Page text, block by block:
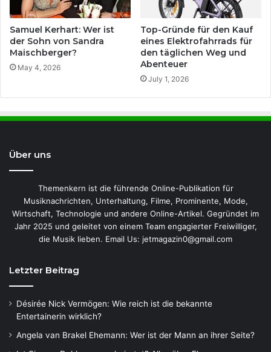
Samuel Kerhart: Wer ist
der Sohn von Sandra
Maischberger?
May 4, 2026
Top-Gründe für den Kauf
eines Elektrofahrrads für
den täglichen Weg und
Abenteuer
July 1, 2026
Über uns
Themenkern ist die führende Online-Publikation für
Musiknachrichten, Unterhaltung, Filme, Prominente, Mode,
Wirtschaft, Technologie und andere Online-Artikel. Gegründet im
Jahr 2025 und geleitet von einem Team engagierter Freiwilliger,
die Musik lieben. Email Us: jetmagazin0@gmail.com
Letzter Beitrag
Désirée Nick Vermögen: Wie reich ist die bekannte
Entertainerin wirklich?
Angela van Brakel Ehemann: Wer ist der Mann an ihrer Seite?